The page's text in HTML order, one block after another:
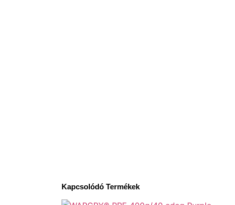
Kapcsolódó Termékek